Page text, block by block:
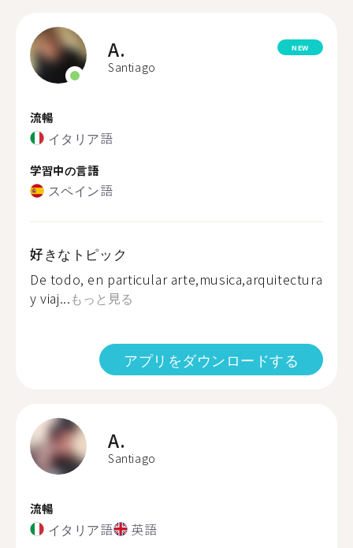
A.
Santiago
NEW
流暢
イタリア語
学習中の言語
スペイン語
好きなトピック
De todo, en particular arte,musica,arquitectura
y viaj...もっと見る
アプリをダウンロードする
A.
Santiago
流暢
イタリア語 英語